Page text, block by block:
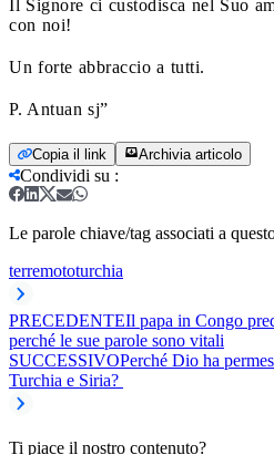
Il Signore ci custodisca nel Suo
con noi!
Un forte abbraccio a tutti.
P. Antuan sj”
Copia il link Archivia articolo
Condividi su :
Le parole chiave/tag associati a
terremototurchia
PRECEDENTEIl papa in Congo
perché le sue parole sono vitali
SUCCESSIVOPerché Dio ha
Turchia e Siria?
Ti piace il nostro contenuto?